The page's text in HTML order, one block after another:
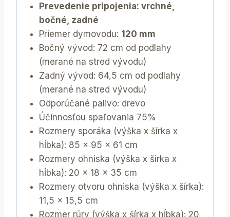
Prevedenie pripojenia: vrchné,
bočné, zadné
Priemer dymovodu: 120 mm
Bočný vývod: 72 cm od podlahy
(merané na stred vývodu)
Zadný vývod: 64,5 cm od podlahy
(merané na stred vývodu)
Odporúčané palivo: drevo
Účinnosťou spaľovania 75%
Rozmery sporáka (výška x šírka x
hĺbka): 85 x 95 x 61 cm
Rozmery ohniska (výška x šírka x
hĺbka): 20 x 18 x 35 cm
Rozmery otvoru ohniska (výška x šírka):
11,5 x 15,5 cm
Rozmer rúry (výška x šírka x hĺbka): 20